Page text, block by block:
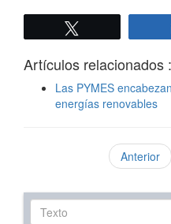
Artículos relacionados :
Las PYMES
energías renovables
Anterior
Texto